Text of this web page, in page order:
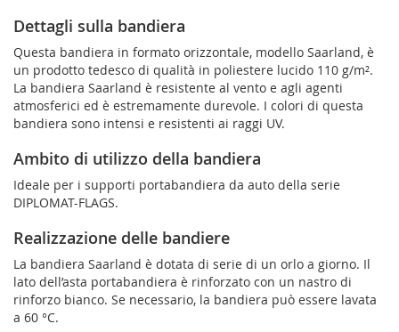
Dettagli sulla bandiera
Questa bandiera in formato orizzontale, modello Saarland, è
un prodotto tedesco di qualità in poliestere lucido 110 g/m².
La bandiera Saarland è resistente al vento e agli agenti
atmosferici ed è estremamente durevole. I colori di questa
bandiera sono intensi e resistenti ai raggi UV.
Ambito di utilizzo della bandiera
Ideale per i supporti portabandiera da auto della serie
DIPLOMAT-FLAGS.
Realizzazione delle bandiere
La bandiera Saarland è dotata di serie di un orlo a giorno. Il
lato dell’asta portabandiera è rinforzato con un nastro di
rinforzo bianco. Se necessario, la bandiera può essere lavata
a 60 °C.